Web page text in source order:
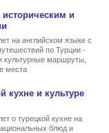
историческим и
на английском языке с
по Турции -
культурные маршруты,
места
кухнеи культуре
о турецкой кухне на
блюд и